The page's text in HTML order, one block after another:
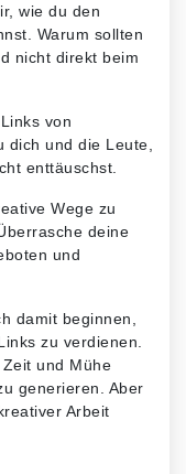
wie du den
Warum sollten
nicht direkt beim
von
dich und die Leute,
enttäuschst.
Wege zu
deine
und
damit beginnen,
zu verdienen.
und Mühe
generieren. Aber
Arbeit